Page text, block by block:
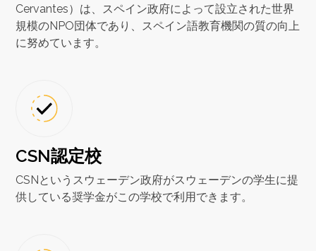
Cervantes）は、スペイン政府によって設立された世界
規模のNPO団体であり、スペイン語教育機関の質の向上
に努めています。
CSN認定校
CSNというスウェーデン政府がスウェーデンの学生に提
供している奨学金がこの学校で利用できます。